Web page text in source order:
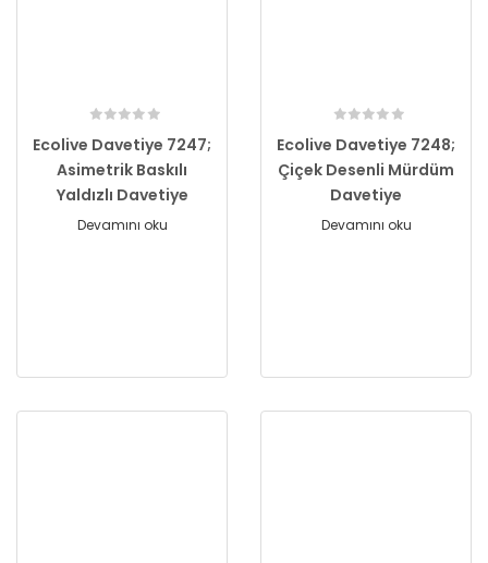
Ecolive Davetiye 7247;
Asimetrik Baskılı
Yaldızlı Davetiye
Devamını oku
Ecolive Davetiye 7248;
Çiçek Desenli Mürdüm
Davetiye
Devamını oku